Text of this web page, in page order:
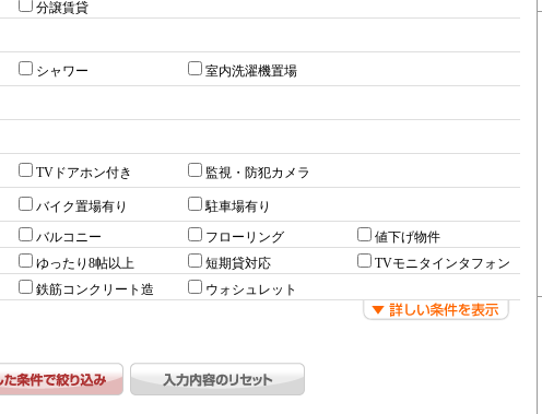
分譲賃貸
シャワー 室内洗濯機置場
TVドアホン付き 監視・防犯カメラ
バイク置場有り 駐車場有り
バルコニー フローリング
値下げ物件
ゆったり8帖以上 短期貸対応
TVモニタインタフォン
鉄筋コンクリート造 ウォシュレット